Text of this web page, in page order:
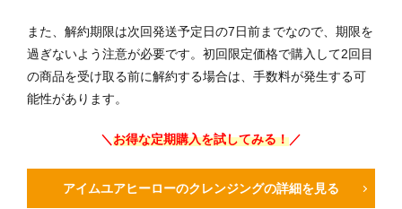
また、解約期限は次回発送予定日の7日前までなので、期限を
過ぎないよう注意が必要です。初回限定価格で購入して2回目
の商品を受け取る前に解約する場合は、手数料が発生する可
能性があります。
＼お得な定期購入を試してみる！／
アイムユアヒーローのクレンジングの詳細を見る